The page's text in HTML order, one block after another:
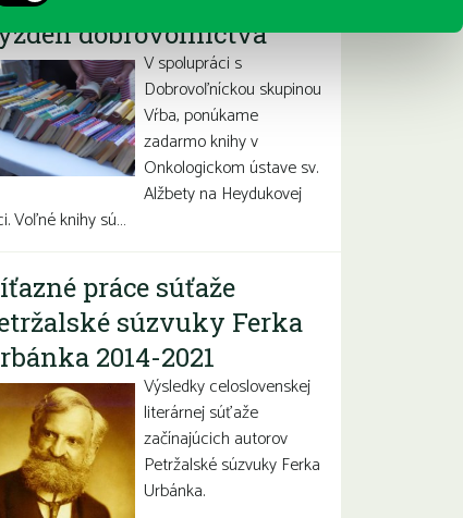
dobrovoľníctva
V spolupráci s
Dobrovoľníckou skupinou
Vŕba, ponúkame
zadarmo knihy v
Onkologickom ústave sv.
Alžbety na Heydukovej
Voľné knihy sú…
práce súťaže
súzvuky Ferka
2014-2021
Výsledky celoslovenskej
literárnej súťaže
začínajúcich autorov
Petržalské súzvuky Ferka
Urbánka.